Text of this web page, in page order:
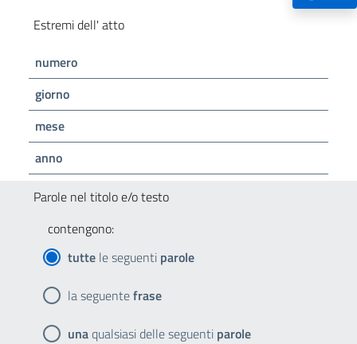
Estremi dell' atto
numero
giorno
mese
anno
Parole nel titolo e/o testo
contengono:
tutte le seguenti parole
la seguentefrase
unaqualsiasi delle seguenti parole